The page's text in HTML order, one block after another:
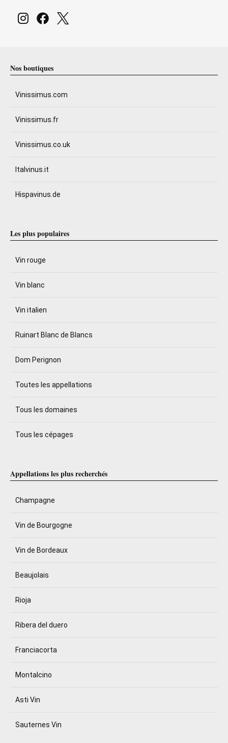
Nos boutiques
Vinissimus.com
Vinissimus.fr
Vinissimus.co.uk
Italvinus.it
Hispavinus.de
Les plus populaires
Vin rouge
Vin blanc
Vin italien
Ruinart Blanc de Blancs
Dom Perignon
Toutes les appellations
Tous les domaines
Tous les cépages
Appellations les plus recherchés
Champagne
Vin de Bourgogne
Vin de Bordeaux
Beaujolais
Rioja
Ribera del duero
Franciacorta
Montalcino
Asti Vin
Sauternes Vin